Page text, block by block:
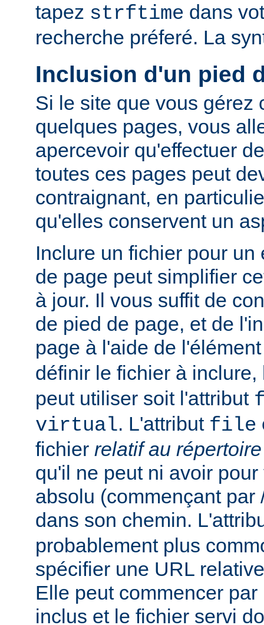
tapez strftime dans
recherche préferé. La
Inclusion d'un pied
Si le site que vous gérez
quelques pages, vous
apercevoir qu'effectuer
toutes ces pages peut
contraignant, en
qu'elles conservent un
Inclure un fichier pour
de page peut simplifier
à jour. Il vous suffit de
de pied de page, et de
page à l'aide de
définir le fichier à
peut utiliser soit l'attribut
virtual. L'attribut file
fichier relatif au
qu'il ne peut ni avoir
absolu (commençant par
dans son chemin.
probablement plus
spécifier une URL
Elle peut commencer
inclus et le fichier servi